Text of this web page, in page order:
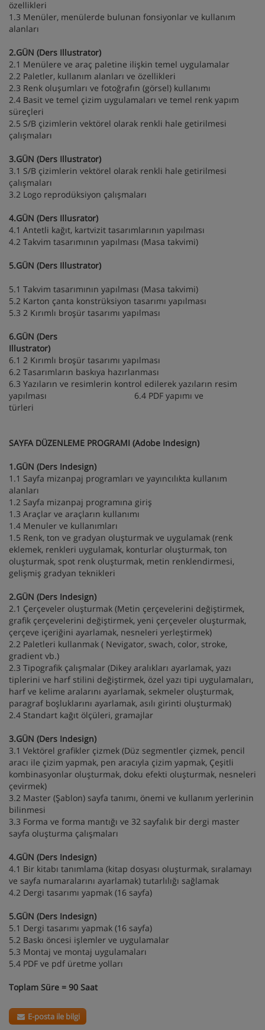
özellikleri
1.3 Menüler, menülerde bulunan fonsiyonlar ve kullanım
alanları
2.GÜN (Ders Illustrator)
2.1 Menülere ve araç paletine ilişkin temel uygulamalar
2.2 Paletler, kullanım alanları ve özellikleri
2.3 Renk oluşumları ve fotoğrafın (görsel) kullanımı
2.4 Basit ve temel çizim uygulamaları ve temel renk yapım
süreçleri
2.5 S/B çizimlerin vektörel olarak renkli hale getirilmesi
çalışmaları
3.GÜN (Ders Illustrator)
3.1 S/B çizimlerin vektörel olarak renkli hale getirilmesi
çalışmaları
3.2 Logo reprodüksiyon çalışmaları
4.GÜN (Ders Illusrator)
4.1 Antetli kağıt, kartvizit tasarımlarının yapılması
4.2 Takvim tasarımının yapılması (Masa takvimi)
5.GÜN (Ders Illustrator)
5.1 Takvim tasarımının yapılması (Masa takvimi)
5.2 Karton çanta konstrüksiyon tasarımı yapılması
5.3 2 Kırımlı broşür tasarımı yapılması
6.GÜN (Ders
Illustrator)
6.1 2 Kırımlı broşür tasarımı yapılması
6.2 Tasarımların baskıya hazırlanması
6.3 Yazıların ve resimlerin kontrol edilerek yazıların resim
yapılması 6.4 PDF yapımı ve
türleri
SAYFA DÜZENLEME PROGRAMI (Adobe Indesign)
1.GÜN (Ders Indesign)
1.1 Sayfa mizanpaj programları ve yayıncılıkta kullanım
alanları
1.2 Sayfa mizanpaj programına giriş
1.3 Araçlar ve araçların kullanımı
1.4 Menuler ve kullanımları
1.5 Renk, ton ve gradyan oluşturmak ve uygulamak (renk
eklemek, renkleri uygulamak, konturlar oluşturmak, ton
oluşturmak, spot renk oluşturmak, metin renklendirmesi,
gelişmiş gradyan teknikleri
2.GÜN (Ders Indesign)
2.1 Çerçeveler oluşturmak (Metin çerçevelerini değiştirmek,
grafik çerçevelerini değiştirmek, yeni çerçeveler oluşturmak,
çerçeve içeriğini ayarlamak, nesneleri yerleştirmek)
2.2 Paletleri kullanmak ( Nevigator, swach, color, stroke,
gradient vb.)
2.3 Tipografik çalışmalar (Dikey aralıkları ayarlamak, yazı
tiplerini ve harf stilini değiştirmek, özel yazı tipi uygulamaları,
harf ve kelime aralarını ayarlamak, sekmeler oluşturmak,
paragraf boşluklarını ayarlamak, asılı girinti oluşturmak)
2.4 Standart kağıt ölçüleri, gramajlar
3.GÜN (Ders Indesign)
3.1 Vektörel grafikler çizmek (Düz segmentler çizmek, pencil
aracı ile çizim yapmak, pen aracıyla çizim yapmak, Çeşitli
kombinasyonlar oluşturmak, doku efekti oluşturmak, nesneleri
çevirmek)
3.2 Master (Şablon) sayfa tanımı, önemi ve kullanım yerlerinin
bilinmesi
3.3 Forma ve forma mantığı ve 32 sayfalık bir dergi master
sayfa oluşturma çalışmaları
4.GÜN (Ders Indesign)
4.1 Bir kitabı tanımlama (kitap dosyası oluşturmak, sıralamayı
ve sayfa numaralarını ayarlamak) tutarlılığı sağlamak
4.2 Dergi tasarımı yapmak (16 sayfa)
5.GÜN (Ders Indesign)
5.1 Dergi tasarımı yapmak (16 sayfa)
5.2 Baskı öncesi işlemler ve uygulamalar
5.3 Montaj ve montaj uygulamaları
5.4 PDF ve pdf üretme yolları
Toplam Süre = 90 Saat
E-posta ile bilgi